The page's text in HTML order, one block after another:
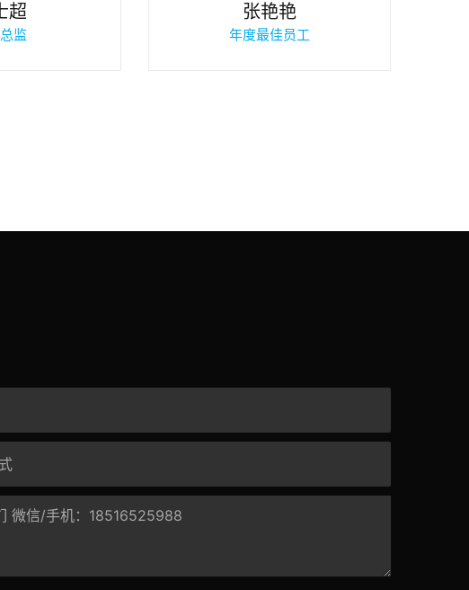
超
监
张艳艳
年度最佳员工